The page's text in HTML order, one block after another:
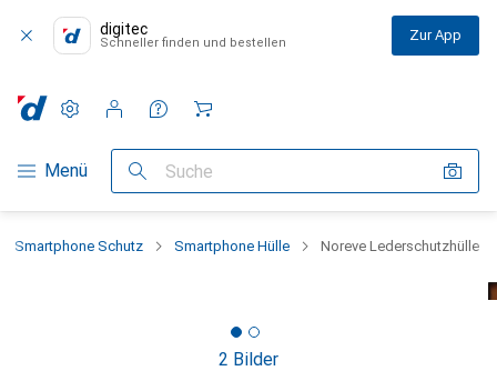
digitec
Schneller finden und bestellen Zur App
Navigation nach Kategorien
Menü Suche
Einstellungen
Kundenkonto
Vergleichslisten
Merklisten
Warenkorb
Smartphone Schutz Smartphone Hülle Noreve Lederschutzhülle
2 Bilder